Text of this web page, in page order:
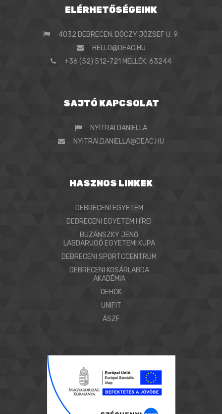
ELÉRHETŐSÉGEINK
4032 DEBRECEN, DÓCZY JÓZSEF U. 9.
HELLO@DEAC.HU
+36 (52) 512-721 MELLÉK: 63244
SAJTÓ KAPCSOLAT
NYITRAI DANIELLA
NYITRAI.DANIELLA@DEAC.HU
HASZNOS LINKEK
DEBRECENI EGYETEM
DEBRECENI EGYETEM HÍREI
BUZÁNSZKY JENŐ
LABDARUGÓ EGYETEMI KUPA
DEBRECENI SPORTCCENTRUM
DEBRECENI KOSÁRLABDA
AKADÉMIA
DEHÖK
UNIFIT
ÁSZF